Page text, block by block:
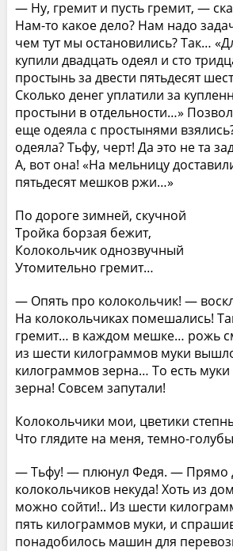
— Ну, гремит и пусть гремит, —
Нам-то какое дело? Нам надо
чем тут мы остановились? Так…
купили двадцать одеял и сто
простынь за двести пятьдесят
Сколько денег уплатили за
простыни в отдельности…»
еще одеяла с простынями
одеяла? Тьфу, черт! Да это не та
А, вот она! «На мельницу
пятьдесят мешков ржи…»
По дороге зимней, скучной
Тройка борзая бежит,
Колокольчик однозвучный
Утомительно гремит…
— Опять про колокольчик! —
На колокольчиках помешались!
гремит… в каждом мешке… рожь
из шести килограммов муки
килограммов зерна… То есть
зерна! Совсем запутали!
Колокольчики мои, цветики
Что глядите на меня, темно-
— Тьфу! — плюнул Федя. — Прямо
колокольчиков некуда! Хоть из
можно сойти!.. Из шести
пять килограммов муки, и
понадобилось машин для